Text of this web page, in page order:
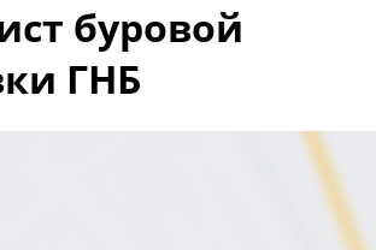
буровой
ГНБ